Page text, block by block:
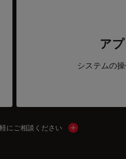
ア
システムの
にご相談ください Show local